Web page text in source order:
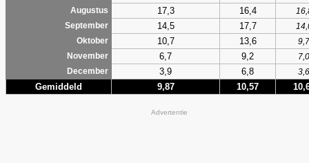
Augustus
17,3 16,4
September
14,5 17,7
Oktober
10,7 13,6
9,7
November
6,7 9,2
7,0
December
3,9 6,8 3,6
Gemiddeld 9,87 10,57
Advertentie